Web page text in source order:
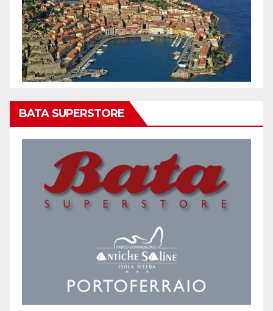
BATA SUPERSTORE